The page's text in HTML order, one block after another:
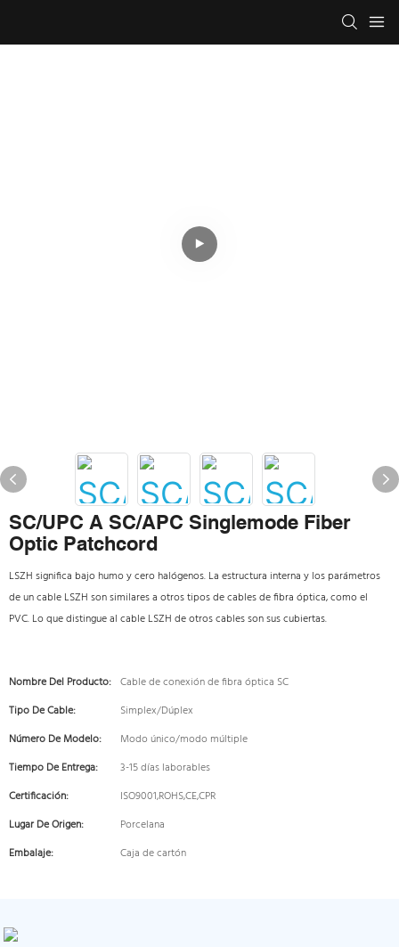
SC/UPC A SC/APC Singlemode Fiber
Optic Patchcord
LSZH significa bajo humo y cero halógenos. La estructura interna y los parámetros
de un cable LSZH son similares a otros tipos de cables de fibra óptica, como el
PVC. Lo que distingue al cable LSZH de otros cables son sus cubiertas.
Nombre Del Producto: Cable de conexión de fibra óptica SC
Tipo De Cable:
Simplex/Dúplex
Número De Modelo:
Modo único/modo múltiple
Tiempo De Entrega:
3-15 días laborables
Certificación:
ISO9001,ROHS,CE,CPR
Lugar De Origen:
Porcelana
Embalaje:
Caja de cartón